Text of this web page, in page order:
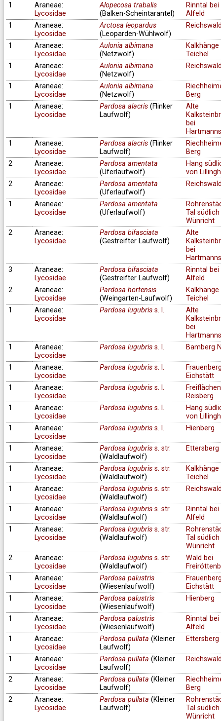
1
Araneae:
Lycosidae
Alopecosa trabalis
(Balken-Scheintarantel)
Rinntal bei
Alfeld
1
Araneae:
Lycosidae
Arctosa leopardus
(Leoparden-Wühlwolf)
1
Araneae:
Lycosidae
Aulonia albimana
(Netzwolf)
Kalkhänge
Teichel
1
Araneae:
Lycosidae
Aulonia albimana
(Netzwolf)
1
Araneae:
Lycosidae
Aulonia albimana
(Netzwolf)
Berg
1
Araneae:
Lycosidae
Pardosa alacris(Flinker
Laufwolf)
Alte
bei
1
Araneae:
Lycosidae
Pardosa alacris(Flinker
Laufwolf)
Berg
2
Araneae:
Lycosidae
Pardosa amentata
(Uferlaufwolf)
Hang
von
2
Araneae:
Lycosidae
Pardosa amentata
(Uferlaufwolf)
1
Araneae:
Lycosidae
Pardosa amentata
(Uferlaufwolf)
Tal
Wünricht
2
Araneae:
Lycosidae
Pardosa bifasciata
(Gestreifter Laufwolf)
Alte
bei
3
Araneae:
Lycosidae
Pardosa bifasciata
(Gestreifter Laufwolf)
Rinntal bei
Alfeld
2
Araneae:
Lycosidae
Pardosa hortensis
(Weingarten-Laufwolf)
Kalkhänge
Teichel
1
Araneae:
Lycosidae
Pardosa lugubriss. l.
Alte
bei
1
Araneae:
Lycosidae
Pardosa lugubriss. l. Bamberg
1
Araneae:
Lycosidae
Pardosa lugubriss. l.
Eichstätt
1
Araneae:
Lycosidae
Pardosa lugubriss. l.
Reisberg
1
Araneae:
Lycosidae
Pardosa lugubriss. l.
Hang
von
1
Araneae:
Lycosidae
Pardosa lugubriss. l. Hienberg
1
Araneae:
Lycosidae
Pardosa lugubriss. str.
(Waldlaufwolf)
Ettersberg
1
Araneae:
Lycosidae
Pardosa lugubriss. str.
(Waldlaufwolf)
Kalkhänge
Teichel
1
Araneae:
Lycosidae
Pardosa lugubriss. str.
(Waldlaufwolf)
1
Araneae:
Lycosidae
Pardosa lugubriss. str.
(Waldlaufwolf)
Rinntal bei
Alfeld
1
Araneae:
Lycosidae
Pardosa lugubriss. str.
(Waldlaufwolf)
Tal
Wünricht
2
Araneae:
Lycosidae
Pardosa lugubriss. str.
(Waldlaufwolf)
Wald bei
1
Araneae:
Lycosidae
Pardosa palustris
(Wiesenlaufwolf)
Eichstätt
1
Araneae:
Lycosidae
Pardosa palustris
(Wiesenlaufwolf)
Hienberg
1
Araneae:
Lycosidae
Pardosa palustris
(Wiesenlaufwolf)
Rinntal bei
Alfeld
1
Araneae:
Lycosidae
Pardosa pullata (Kleiner
Laufwolf)
Ettersberg
1
Araneae:
Lycosidae
Pardosa pullata (Kleiner
Laufwolf)
2
Araneae:
Lycosidae
Pardosa pullata (Kleiner
Laufwolf)
Berg
2
Araneae:
Lycosidae
Pardosa pullata (Kleiner
Laufwolf)
Tal
Wünricht